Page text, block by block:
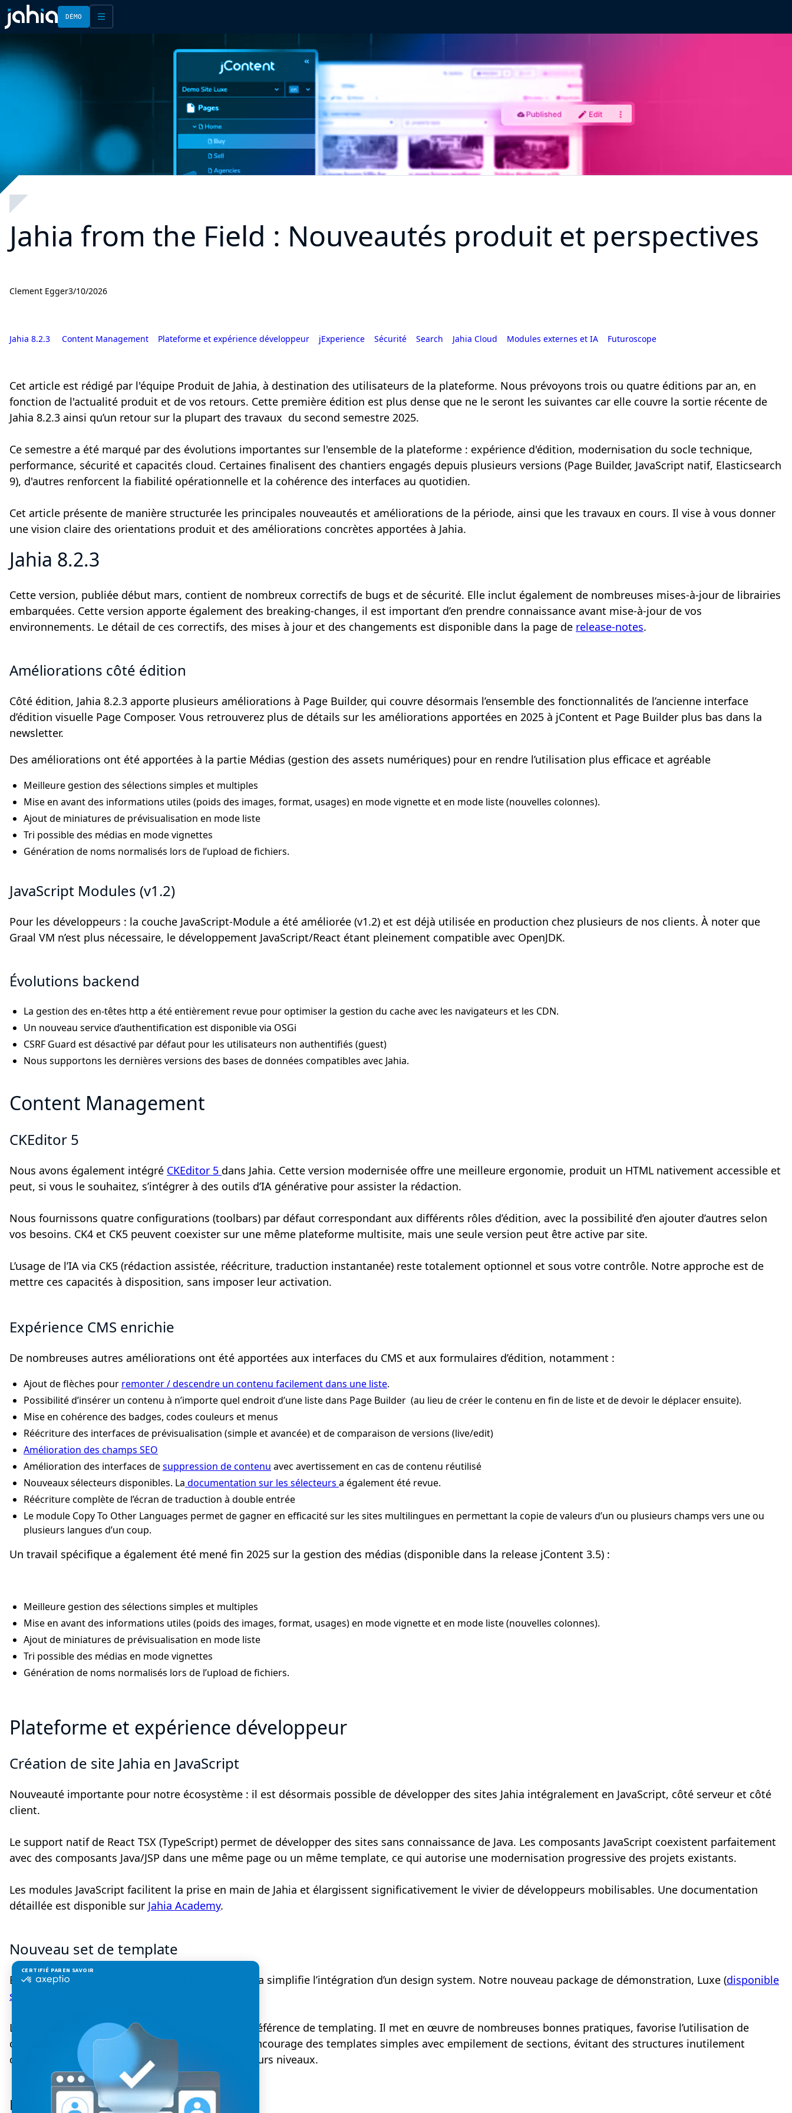
DÉMO
Jahia from the Field : Nouveautés produit et perspectives
Clement Egger3/10/2026
Jahia 8.2.3 Content Management Plateforme et expérience développeur jExperience Sécurité Search Jahia Cloud Modules externes et IA Futuroscope
Cet article est rédigé par l'équipe Produit de Jahia, à destination des utilisateurs de la plateforme. Nous prévoyons trois ou quatre éditions par an, en
fonction de l'actualité produit et de vos retours. Cette première édition est plus dense que ne le seront les suivantes car elle couvre la sortie récente de
Jahia 8.2.3 ainsi qu’un retour sur la plupart des travaux du second semestre 2025.
Ce semestre a été marqué par des évolutions importantes sur l'ensemble de la plateforme : expérience d'édition, modernisation du socle technique,
performance, sécurité et capacités cloud. Certaines finalisent des chantiers engagés depuis plusieurs versions (Page Builder, JavaScript natif, Elasticsearch
9), d'autres renforcent la fiabilité opérationnelle et la cohérence des interfaces au quotidien.
Cet article présente de manière structurée les principales nouveautés et améliorations de la période, ainsi que les travaux en cours. Il vise à vous donner
une vision claire des orientations produit et des améliorations concrètes apportées à Jahia.
Jahia 8.2.3
Cette version, publiée début mars, contient de nombreux correctifs de bugs et de sécurité. Elle inclut également de nombreuses mises-à-jour de librairies
embarquées. Cette version apporte également des breaking-changes, il est important d’en prendre connaissance avant mise-à-jour de vos
environnements. Le détail de ces correctifs, des mises à jour et des changements est disponible dans la page de release-notes.
Améliorations côté édition
Côté édition, Jahia 8.2.3 apporte plusieurs améliorations à Page Builder, qui couvre désormais l’ensemble des fonctionnalités de l’ancienne interface
d’édition visuelle Page Composer. Vous retrouverez plus de détails sur les améliorations apportées en 2025 à jContent et Page Builder plus bas dans la
newsletter.
Des améliorations ont été apportées à la partie Médias (gestion des assets numériques) pour en rendre l’utilisation plus efficace et agréable
Meilleure gestion des sélections simples et multiples
Mise en avant des informations utiles (poids des images, format, usages) en mode vignette et en mode liste (nouvelles colonnes).
Ajout de miniatures de prévisualisation en mode liste
Tri possible des médias en mode vignettes
Génération de noms normalisés lors de l’upload de fichiers.
JavaScript Modules (v1.2)
Pour les développeurs : la couche JavaScript-Module a été améliorée (v1.2) et est déjà utilisée en production chez plusieurs de nos clients. À noter que
Graal VM n’est plus nécessaire, le développement JavaScript/React étant pleinement compatible avec OpenJDK.
Évolutions backend
La gestion des en-têtes http a été entièrement revue pour optimiser la gestion du cache avec les navigateurs et les CDN.
Un nouveau service d’authentification est disponible via OSGi
CSRF Guard est désactivé par défaut pour les utilisateurs non authentifiés (guest)
Nous supportons les dernières versions des bases de données compatibles avec Jahia.
Content Management
CKEditor 5
Nous avons également intégré CKEditor 5 dans Jahia. Cette version modernisée offre une meilleure ergonomie, produit un HTML nativement accessible et
peut, si vous le souhaitez, s’intégrer à des outils d’IA générative pour assister la rédaction.
Nous fournissons quatre configurations (toolbars) par défaut correspondant aux différents rôles d’édition, avec la possibilité d’en ajouter d’autres selon
vos besoins. CK4 et CK5 peuvent coexister sur une même plateforme multisite, mais une seule version peut être active par site.
L’usage de l’IA via CK5 (rédaction assistée, réécriture, traduction instantanée) reste totalement optionnel et sous votre contrôle. Notre approche est de
mettre ces capacités à disposition, sans imposer leur activation.
Expérience CMS enrichie
De nombreuses autres améliorations ont été apportées aux interfaces du CMS et aux formulaires d’édition, notamment :
Ajout de flèches pour remonter / descendre un contenu facilement dans une liste.
Possibilité d’insérer un contenu à n’importe quel endroit d’une liste dans Page Builder (au lieu de créer le contenu en fin de liste et de devoir le déplacer ensuite).
Mise en cohérence des badges, codes couleurs et menus
Réécriture des interfaces de prévisualisation (simple et avancée) et de comparaison de versions (live/edit)
Amélioration des champs SEO
Amélioration des interfaces desuppression de contenu avec avertissement en cas de contenu réutilisé
Nouveaux sélecteurs disponibles. La documentation sur les sélecteurs a également été revue.
Réécriture complète de l’écran de traduction à double entrée
Le module Copy To Other Languages permet de gagner en efficacité sur les sites multilingues en permettant la copie de valeurs d’un ou plusieurs champs vers une ou
plusieurs langues d’un coup.
Un travail spécifique a également été mené fin 2025 sur la gestion des médias (disponible dans la release jContent 3.5) :
Meilleure gestion des sélections simples et multiples
Mise en avant des informations utiles (poids des images, format, usages) en mode vignette et en mode liste (nouvelles colonnes).
Ajout de miniatures de prévisualisation en mode liste
Tri possible des médias en mode vignettes
Génération de noms normalisés lors de l’upload de fichiers.
Plateforme et expérience développeur
Création de site Jahia en JavaScript
Nouveauté importante pour notre écosystème : il est désormais possible de développer des sites Jahia intégralement en JavaScript, côté serveur et côté
client.
Le support natif de React TSX (TypeScript) permet de développer des sites sans connaissance de Java. Les composants JavaScript coexistent parfaitement
avec des composants Java/JSP dans une même page ou un même template, ce qui autorise une modernisation progressive des projets existants.
Les modules JavaScript facilitent la prise en main de Jahia et élargissent significativement le vivier de développeurs mobilisables. Une documentation
détaillée est disponible sur Jahia Academy.
Nouveau set de template
En complément, le support natif de React par Jahia simplifie l’intégration d’un design system. Notre nouveau package de démonstration, Luxe (disponible
sur Github
Luxe remplace progressivement Digitall comme référence de templating. Il met en œuvre de nombreuses bonnes pratiques, favorise l’utilisation de
contenus “hors contexte” (dans des dossiers) et encourage des templates simples avec empilement de sections, évitant des structures inutilement
complexes et des composants imbriqués à plusieurs niveaux.
Fiabilité & opérations renforcées